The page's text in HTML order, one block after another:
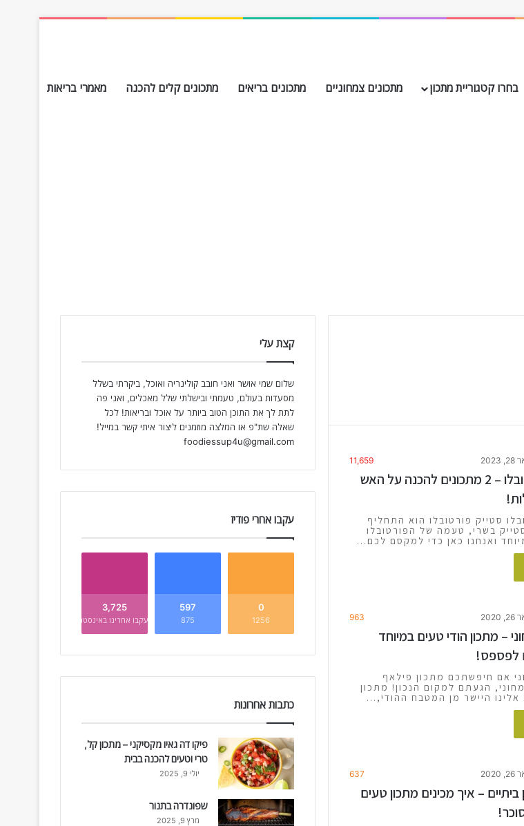
בחרו קטגוריית מתכון מתכונים צמחוניים מתכונים בריאים מתכונים קלים להכנה מאמרי בריאות
2023
11,659
סטייק פורטובלו – 2 מתכונים להכנה על האש
סטייק פורטובלו הוא התחליף
בשרי, טעמה של הפורטובלו
ואנחנו כאן כדי למקסם לכם…
2020
963
– מתכון הודי טעים במיוחד
לפספס!
אם חיפשתכם מתכון פילאף
הגעתם למקום הנכון! מתכון
אלינו היישר מן המטבח ההודי,…
2020
637
ביתיים – איך מכינים מתכון טעים
קצת עלי
שלום שמי אושר ואני חובב קולינריה ואוכל, ביקרתי בשלל
מסעדות בעולם, טעמתי ובישלתי שלל מאכלים, ואני פה
לתת לך את התוכן הטוב ביותר על אוכל ובריאות! לכל
שאלה שת"פ או המלצה מוזמנים ליצור איתי קשר במייל!
foodiessup4u@gmail.com
עקבו אחרי פודיז
0
1256
597
875
3,725
עקבו אחרינו באינסטגרם
כתבות אחרונות
פיקו דה גאיו מקסיקני – מתכון קל,
טרי וטעים להכנה בבית
יולי 9, 2025
שפונדרה בתנור
מרץ 9, 2025